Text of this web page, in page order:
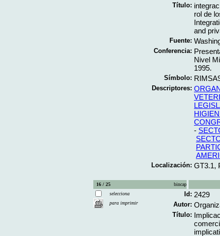
Título:
rol de
and
Fuente:
Conferencia:
Nivel
1995.
Símbolo:
Descriptores:
-
Localización: GT3.1,
16 / 25
bincap
selecciona
para imprimir
Id: 2429
Autor:
Título: